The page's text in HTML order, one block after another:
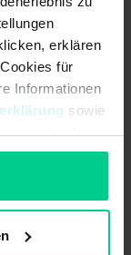
erklären
für
Informationen
sowie
hier